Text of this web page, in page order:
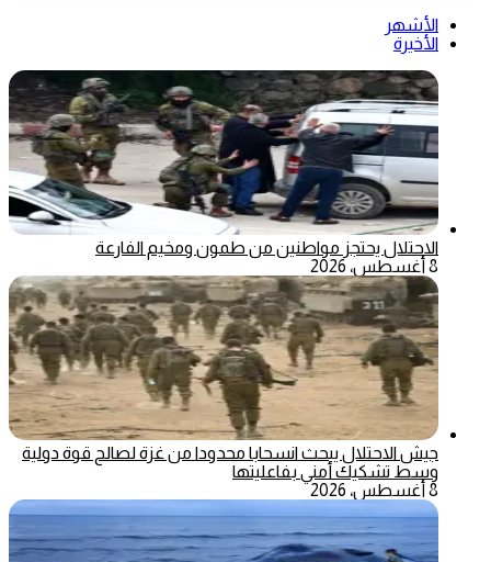
الأشهر
الأخيرة
الاحتلال يحتجز مواطنين من طمون ومخيم الفارعة
8 أغسطس، 2026
جيش الاحتلال يبحث انسحابا محدودا من غزة لصالح قوة دولية
وسط تشكيك أمني بفاعليتها
8 أغسطس، 2026